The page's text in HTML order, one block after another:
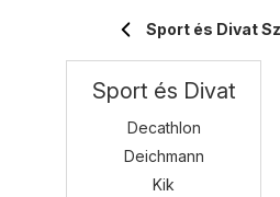
Sport és Divat
Sport és Divat
Decathlon
Deichmann
Kik